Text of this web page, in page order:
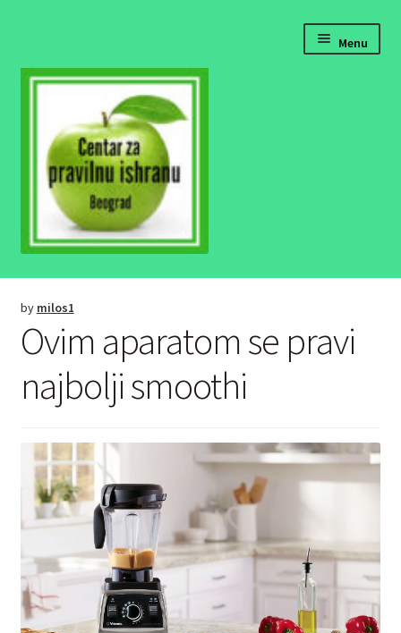
navigation
content
Menu
Pravilna ishrana
Fitnes i dijete
Zdrava hrana recepti
by milos1
Ovim aparatom se pravi
najbolji smoothi